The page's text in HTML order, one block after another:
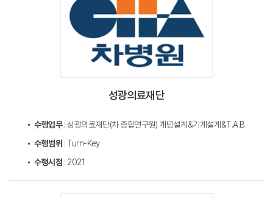
성광의료재단
수행업무: 성광의료재단(차 종합연구원) 개념설계&기계설계&T.A.B
수행범위 : Turn-Key
수행시점 : 2021